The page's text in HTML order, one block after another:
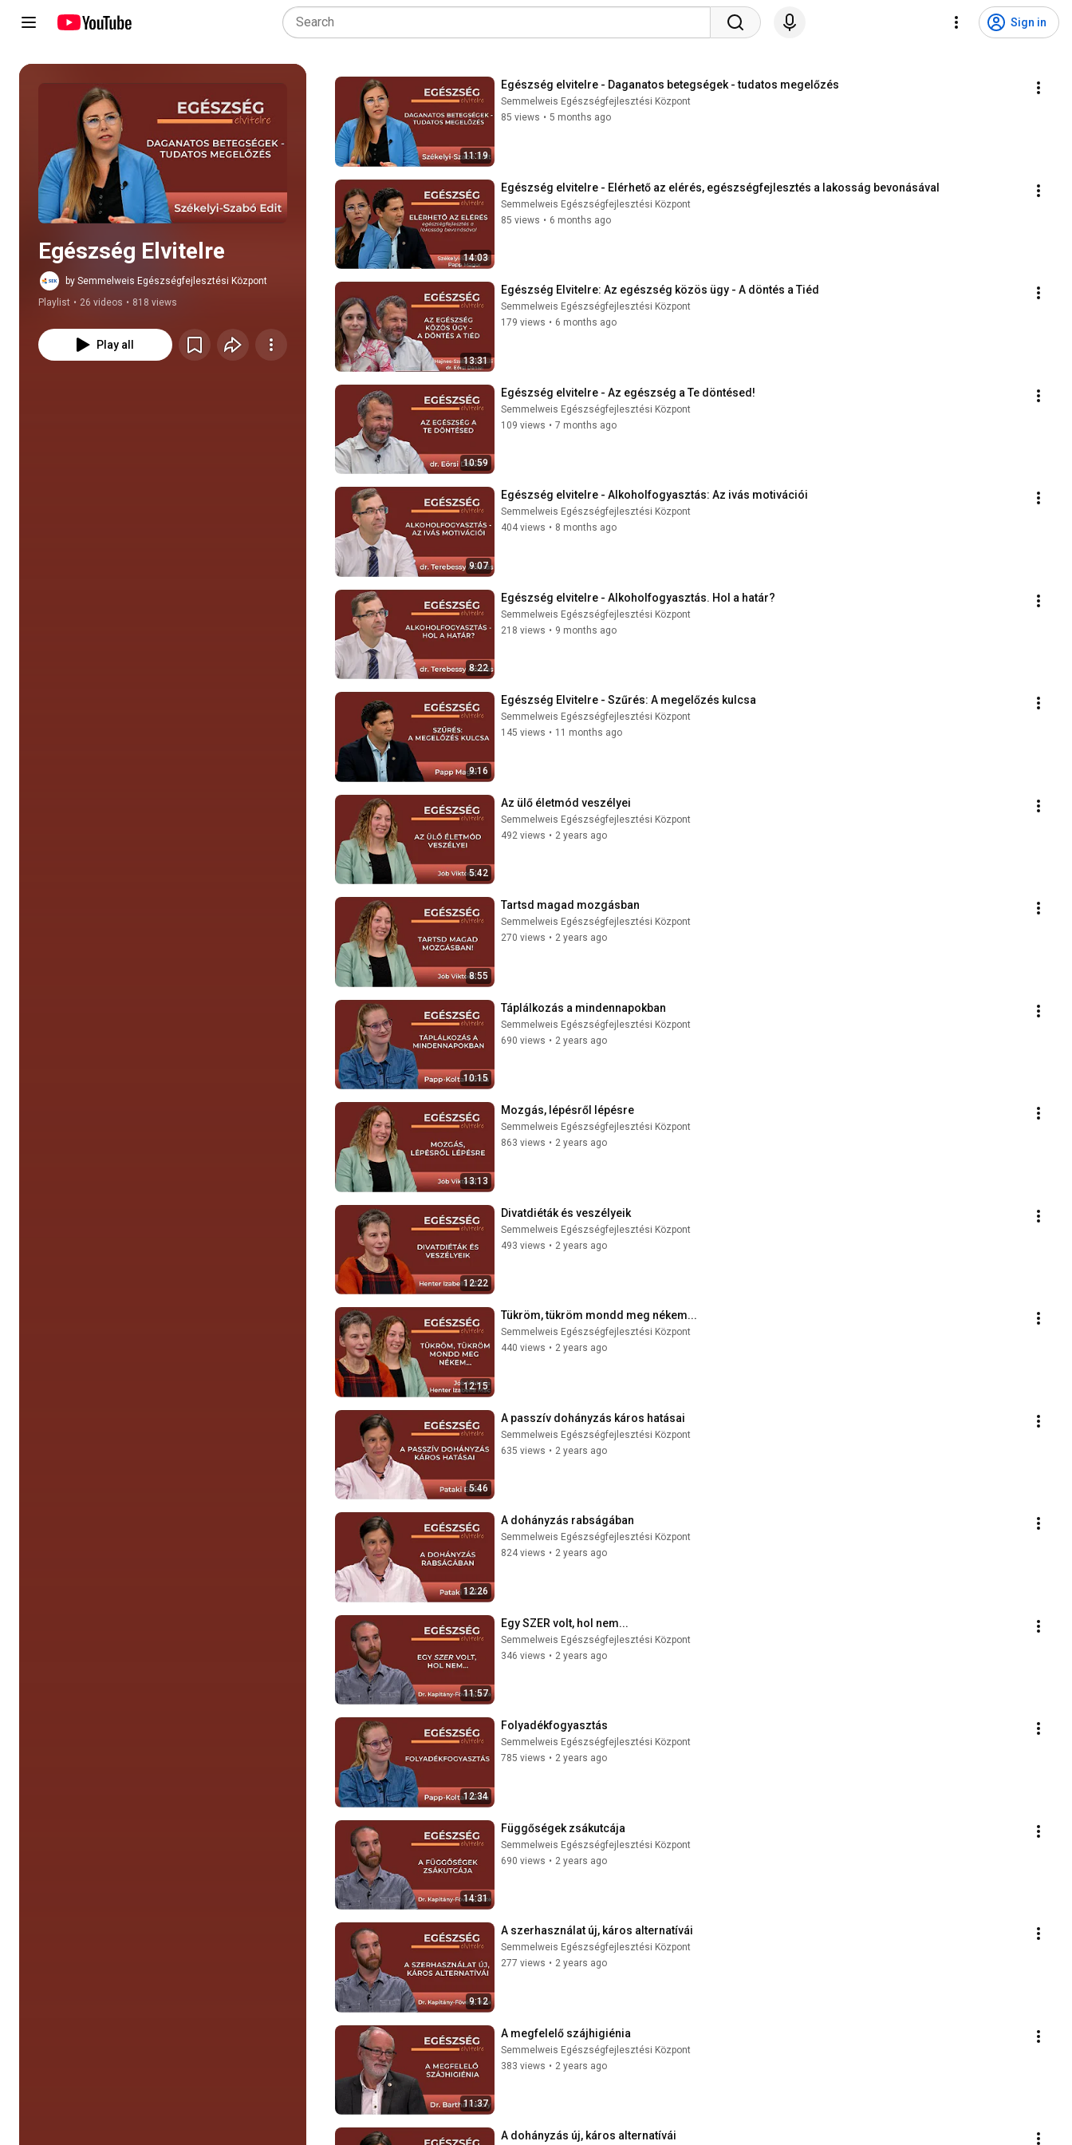
Sign in
Play all
Egészség Elvitelre
by Semmelweis Egészségfejlesztési Központ
Playlist • 26 videos • 818 views
Play all
11:19
Egészség elvitelre - Daganatos betegségek - tudatos megelőzés
Semmelweis Egészségfejlesztési Központ
85 views • 5 months ago
14:03
Egészség elvitelre - Elérhető az elérés, egészségfejlesztés a lakosság bevonásával
Semmelweis Egészségfejlesztési Központ
85 views • 6 months ago
13:31
Egészség Elvitelre: Az egészség közös ügy - A döntés a Tiéd
Semmelweis Egészségfejlesztési Központ
179 views • 6 months ago
10:59
Egészség elvitelre - Az egészség a Te döntésed!
Semmelweis Egészségfejlesztési Központ
109 views • 7 months ago
9:07
Egészség elvitelre - Alkoholfogyasztás: Az ivás motivációi
Semmelweis Egészségfejlesztési Központ
404 views • 8 months ago
8:22
Egészség elvitelre - Alkoholfogyasztás. Hol a határ?
Semmelweis Egészségfejlesztési Központ
218 views • 9 months ago
9:16
Egészség Elvitelre - Szűrés: A megelőzés kulcsa
Semmelweis Egészségfejlesztési Központ
145 views • 11 months ago
5:42
Az ülő életmód veszélyei
Semmelweis Egészségfejlesztési Központ
492 views • 2 years ago
8:55
Tartsd magad mozgásban
Semmelweis Egészségfejlesztési Központ
270 views • 2 years ago
10:15
Táplálkozás a mindennapokban
Semmelweis Egészségfejlesztési Központ
690 views • 2 years ago
13:13
Mozgás, lépésről lépésre
Semmelweis Egészségfejlesztési Központ
863 views • 2 years ago
12:22
Divatdiéták és veszélyeik
Semmelweis Egészségfejlesztési Központ
493 views • 2 years ago
12:15
Tükröm, tükröm mondd meg nékem...
Semmelweis Egészségfejlesztési Központ
440 views • 2 years ago
5:46
A passzív dohányzás káros hatásai
Semmelweis Egészségfejlesztési Központ
635 views • 2 years ago
12:26
A dohányzás rabságában
Semmelweis Egészségfejlesztési Központ
824 views • 2 years ago
11:57
Egy SZER volt, hol nem...
Semmelweis Egészségfejlesztési Központ
346 views • 2 years ago
12:34
Folyadékfogyasztás
Semmelweis Egészségfejlesztési Központ
785 views • 2 years ago
14:31
Függőségek zsákutcája
Semmelweis Egészségfejlesztési Központ
690 views • 2 years ago
9:12
A szerhasználat új, káros alternatívái
Semmelweis Egészségfejlesztési Központ
277 views • 2 years ago
11:37
A megfelelő szájhigiénia
Semmelweis Egészségfejlesztési Központ
383 views • 2 years ago
A dohányzás új, káros alternatívái